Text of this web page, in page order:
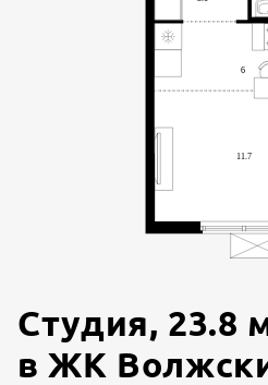
Студия, 23.8
вЖК